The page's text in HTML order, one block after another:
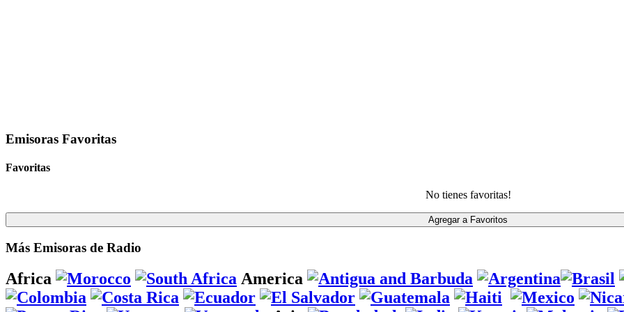
Emisoras Favoritas
Favoritas
No tienes favoritas!
Más Emisoras de Radio
Africa America